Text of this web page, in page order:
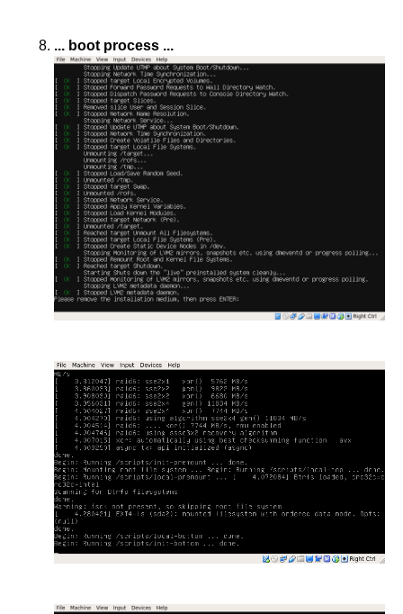
... boot process ...